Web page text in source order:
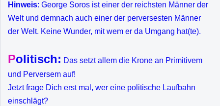
Hinweis: George Soros ist einer der reichsten Männer der
Welt und demnach auch einer der perversesten Männer
der Welt. Keine Wunder, mit wem er da Umgang hat(te).
Politisch: Das setzt allem die Krone an Primitivem
und Perversem auf!
Jetzt frage Dich erst mal, wer eine politische Laufbahn
einschlägt?